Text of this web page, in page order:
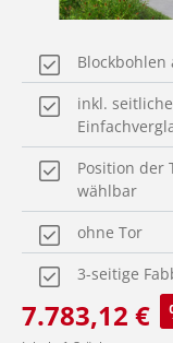
inkl.
Position der
wählbar
ohne Tor
3-seitige
Verkaufspreis:
7.783,12 €